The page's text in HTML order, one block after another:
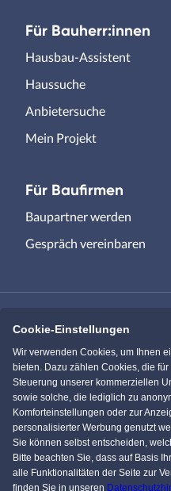
Für Bauherr:innen
Hausbau-Assistent
Haussuche
Anbietersuche
Mein Projekt
Für Baufirmen
Baupartner werden
Gespräch vereinbaren
Immowelt.de
Massivhaus.de
Einfamilienhaus.de
Cookie-Einstellungen
Wir verwenden Cookies, um Ihnen
bieten. Dazu zählen Cookies, die
Steuerung unserer kommerziellen
sowie solche, die lediglich zu
Komforteinstellungen oder zur
personalisierter Werbung genutzt
Sie können selbst entscheiden,
Bitte beachten Sie, dass auf Basis
alle Funktionalitäten der Seite zur
finden Sie in unseren